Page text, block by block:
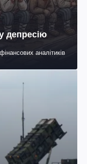
депресію
аналітиків